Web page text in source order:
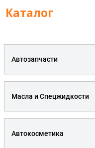
Каталог
Автозапчасти
Масла и Спецжидкости
Автокосметика